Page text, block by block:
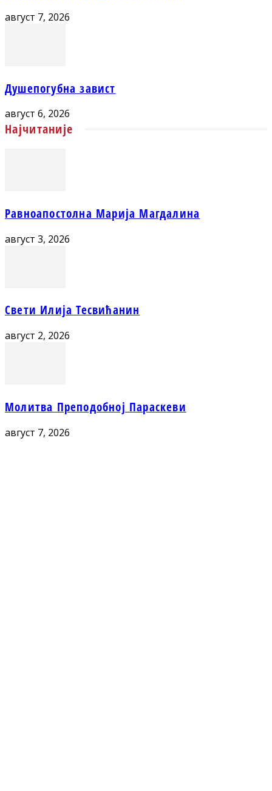
август 7, 2026
Душепогубна завист
август 6, 2026
Најчитаније
Равноапостолна Марија Магдалина
август 3, 2026
Свети Илија Тесвићанин
август 2, 2026
Молитва Преподобној Параскеви
август 7, 2026